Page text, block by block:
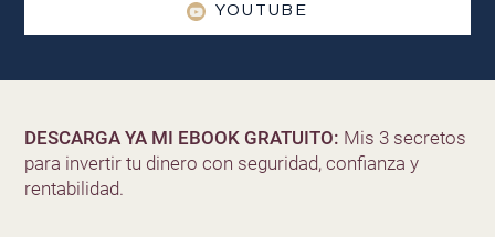
YOUTUBE
DESCARGA YA MI EBOOK GRATUITO: Mis 3 secretos
para invertir tu dinero con seguridad, confianza y
rentabilidad.